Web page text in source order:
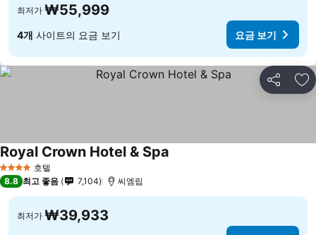
최저가 ₩55,999
4개 사이트의 요금 보기 요금 보기
공유 즐
4 성급 호텔
Royal Crown Hotel & Spa
8.8 최고 좋음 7,104 씨엠립
최저가 ₩39,933